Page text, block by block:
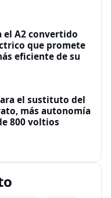
el A2 convertido
que promete
eficiente de su
el sustituto del
más autonomía
800 voltios